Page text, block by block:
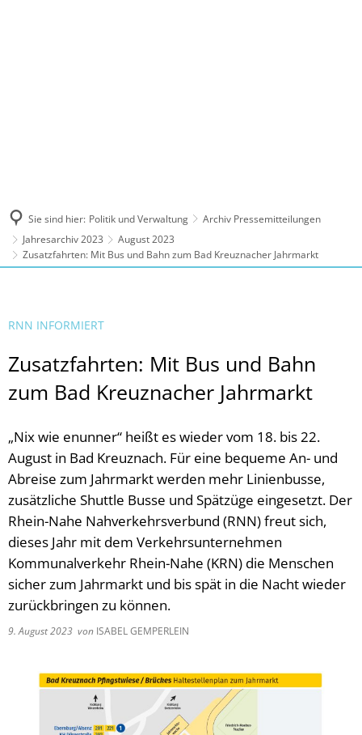
Sie sind hier: Politik und Verwaltung
Archiv Pressemitteilungen
Jahresarchiv 2023
August 2023
Zusatzfahrten: Mit Bus und Bahn zum Bad Kreuznacher Jahrmarkt
RNN INFORMIERT
Zusatzfahrten: Mit Bus und Bahn
zum Bad Kreuznacher Jahrmarkt
„Nix wie enunner“ heißt es wieder vom 18. bis 22.
August in Bad Kreuznach. Für eine bequeme An- und
Abreise zum Jahrmarkt werden mehr Linienbusse,
zusätzliche Shuttle Busse und Spätzüge eingesetzt. Der
Rhein-Nahe Nahverkehrsverbund (RNN) freut sich,
dieses Jahr mit dem Verkehrsunternehmen
Kommunalverkehr Rhein-Nahe (KRN) die Menschen
sicher zum Jahrmarkt und bis spät in die Nacht wieder
zurückbringen zu können.
9. August 2023 von ISABEL GEMPERLEIN